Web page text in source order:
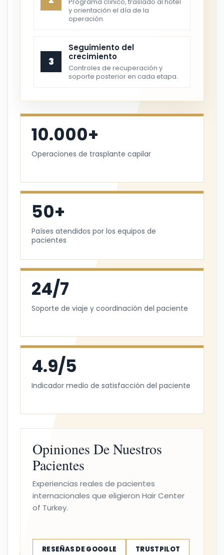
y orientación el día de la
operación.
3
Seguimiento del
crecimiento
Controles de recuperación y
soporte posterior en cada etapa.
10.000+
Operaciones de trasplante capilar
50+
Países atendidos por los equipos de
pacientes
24/7
Soporte de viaje y coordinación del paciente
4.9/5
Indicador medio de satisfacción del paciente
Opiniones De Nuestros
Pacientes
Experiencias reales de pacientes
internacionales que eligieron Hair Center
of Turkey.
RESEÑAS DE GOOGLE TRUSTPILOT